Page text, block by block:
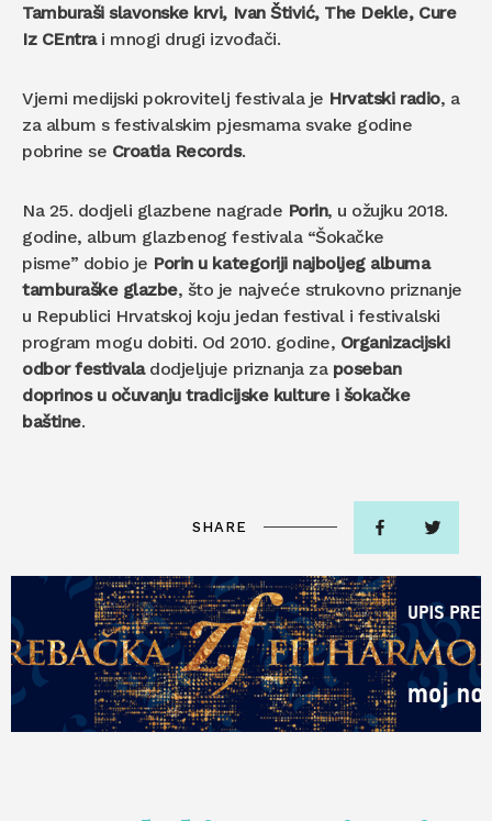
Tamburaši slavonske krvi, Ivan Štivić, The Dekle, Cure
Iz CEntrai mnogi drugi izvođači.
Vjerni medijski pokrovitelj festivala je Hrvatski radio, a
za album s festivalskim pjesmama svake godine
pobrine se Croatia Records.
Na 25. dodjeli glazbene nagrade Porin, u ožujku 2018.
godine, album glazbenog festivala “Šokačke
pisme” dobio je Porin u kategoriji najboljeg albuma
tamburaške glazbe, što je najveće strukovno priznanje
u Republici Hrvatskoj koju jedan festival i festivalski
program mogu dobiti. Od 2010. godine, Organizacijski
odbor festivaladodjeljuje priznanja za poseban
doprinos u očuvanju tradicijske kulture i šokačke
baštine.
SHARE